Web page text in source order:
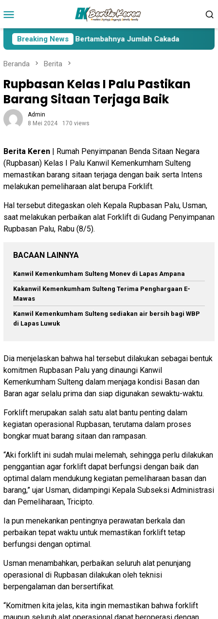
ke
Mobile
Breaking News
Paslon Pasca Bertambahnya Jumlah Cakada
Beranda Berita
Rupbasan Kelas I Palu Pastikan
Barang Sitaan Terjaga Baik
Admin
8 Mei 2024
170 views
Berita Keren | Rumah Penyimpanan Benda Sitaan Negara
(Rupbasan) Kelas I Palu Kanwil Kemenkumham Sulteng
memastikan barang sitaan terjaga dengan baik serta Intens
melakukan pemeliharaan alat berupa Forklift.
Hal tersebut ditegaskan oleh Kepala Rupbasan Palu, Usman,
saat melakukan perbaikan alat Forklift di Gudang Penyimpanan
Rupbasan Palu, Rabu (8/5).
BACAAN LAINNYA
Kanwil Kemenkumham Sulteng Monev di Lapas Ampana
Kakanwil Kemenkumham Sulteng Terima Penghargaan E-
Mawas
Kanwil Kemenkumham Sulteng sediakan air bersih bagi WBP
di Lapas Luwuk
Dia menjelaskan bahwa hal tersebut dilakukan sebagai bentuk
komitmen Rupbasan Palu yang dinaungi Kanwil
Kemenkumham Sulteng dalam menjaga kondisi Basan dan
Baran agar selalu prima dan siap digunakan sewaktu-waktu.
Forklift merupakan salah satu alat bantu penting dalam
kegiatan operasional Rupbasan, terutama dalam proses
bongkar muat barang sitaan dan rampasan.
“Aki forklift ini sudah mulai melemah, sehingga perlu dilakukan
penggantian agar forklift dapat berfungsi dengan baik dan
optimal dalam mendukung kegiatan pemeliharaan basan dan
barang,” ujar Usman, didampingi Kepala Subseksi Administrasi
dan Pemeliharaan, Tricipto.
Ia pun menekankan pentingnya perawatan berkala dan
perbaikan tepat waktu untuk memastikan forklift tetap
berfungsi dengan optimal.
Usman menambahkan, perbaikan seluruh alat penunjang
operasional di Rupbasan dilakukan oleh teknisi
berpengalaman dan bersertifikat.
“Komitmen kita jelas, kita ingin memastikan bahwa forklift
maupun seluruh alat operasional dapat beroperasi dengan